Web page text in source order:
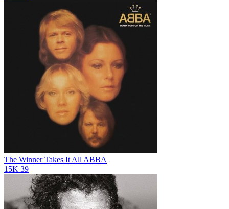
The Winner Takes It All ABBA
15K 39